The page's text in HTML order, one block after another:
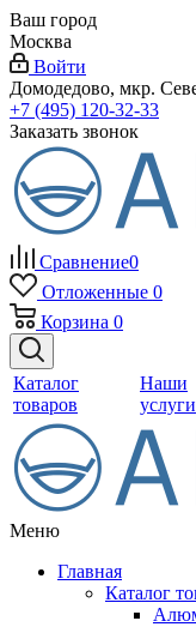
Ваш город
Москва
Войти
Домодедово, мкр.
+7 (495) 120-32-33
Заказать звонок
Сравнение0
Отложенные 0
Корзина 0
Каталог
товаров
Наши
услуги
Меню
Главная
Каталог